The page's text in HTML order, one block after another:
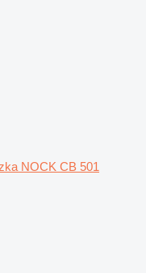
NOCK CB 501